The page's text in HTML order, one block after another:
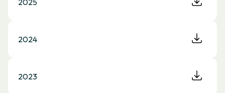
2025
2024
2023